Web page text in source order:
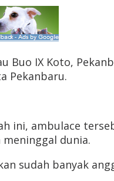
Buo IX Koto,
Pekanbaru.
ini, ambulace
dunia.
sudah banyak